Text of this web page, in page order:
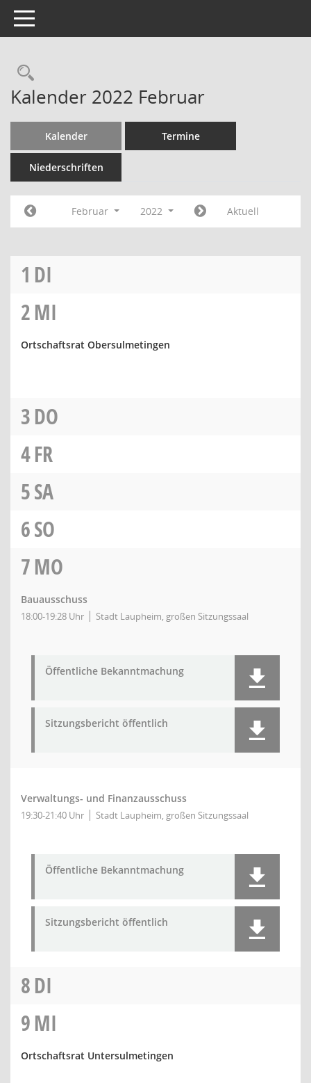
Toggle navigation
Kalender 2022 Februar
Kalender Termine
Niederschriften
Februar 2022 Aktuell
1 DI
2MI
Ortschaftsrat Obersulmetingen
3DO
4FR
5SA
6SO
7MO
Bauausschuss
18:00-19:28 Uhr Stadt Laupheim, großen Sitzungssaal
Öffentliche Bekanntmachung
Sitzungsbericht öffentlich
Verwaltungs- und Finanzausschuss
19:30-21:40 Uhr Stadt Laupheim, großen Sitzungssaal
Öffentliche Bekanntmachung
Sitzungsbericht öffentlich
8DI
9MI
Ortschaftsrat Untersulmetingen